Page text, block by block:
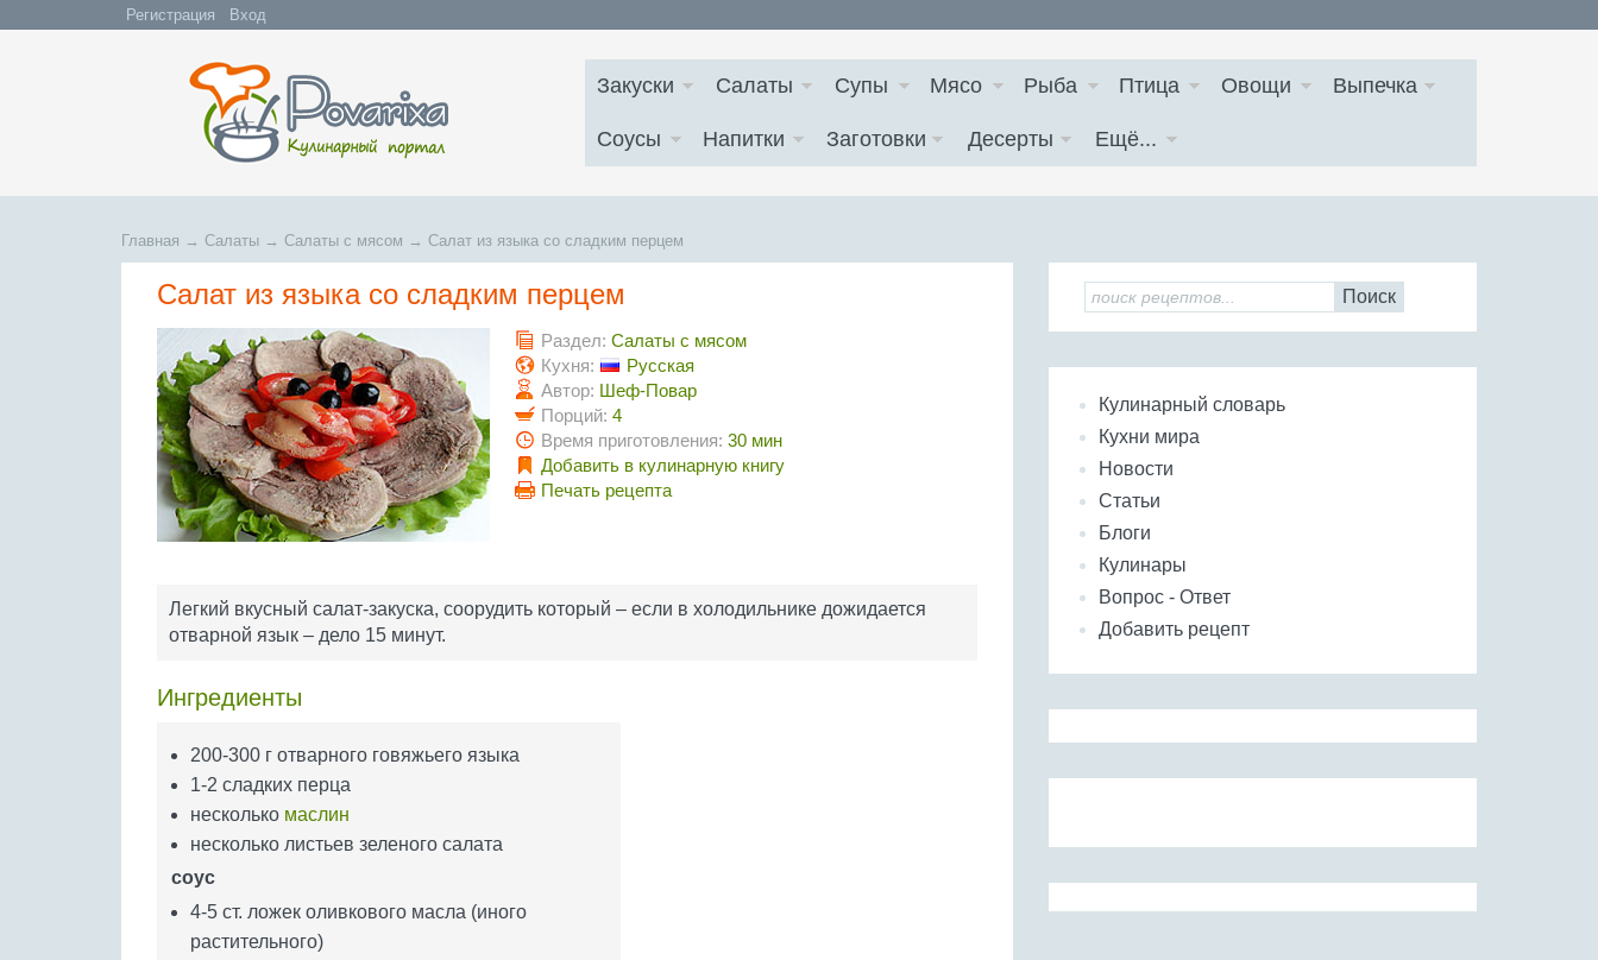
Регистрация Вход
Закуски Салаты Супы Мясо Рыба Птица Овощи Выпечка
Соусы Напитки Заготовки Десерты Ещё...
Главная → Салаты → Салаты с мясом → Салат из языка со сладким перцем
Салат из языка со сладким перцем
Раздел: Салаты с мясом
Кухня:
Русская
Автор: Шеф-Повар
Порций: 4
Время приготовления: 30 мин
Добавить в кулинарную книгу
Печать рецепта
Легкий вкусный салат-закуска, соорудить который – если в холодильнике дожидается
отварной язык – дело 15 минут.
Ингредиенты
200-300 г отварного говяжьего языка
1-2 сладких перца
несколько маслин
несколько листьев зеленого салата
соус
4-5 ст. ложек оливкового масла (иного
растительного)
Поиск
Кулинарный словарь
Кухни мира
Новости
Статьи
Блоги
Кулинары
Вопрос - Ответ
Добавить рецепт